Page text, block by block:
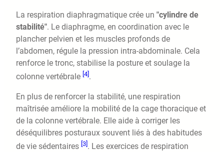
La respiration diaphragmatique crée un "cylindre de
stabilité". Le diaphragme, en coordination avec le
plancher pelvien et les muscles profonds de
l’abdomen, régule la pression intra-abdominale. Cela
renforce le tronc, stabilise la posture et soulage la
colonne vertébrale [4].
En plus de renforcer la stabilité, une respiration
maîtrisée améliore la mobilité de la cage thoracique et
de la colonne vertébrale. Elle aide à corriger les
déséquilibres posturaux souvent liés à des habitudes
de vie sédentaires [3] . Les exercices de respiration